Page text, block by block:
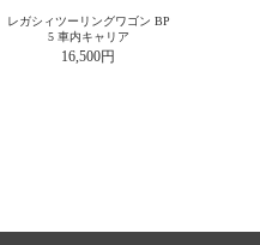
レガシィツーリングワゴン BP
5 車内キャリア
16,500円